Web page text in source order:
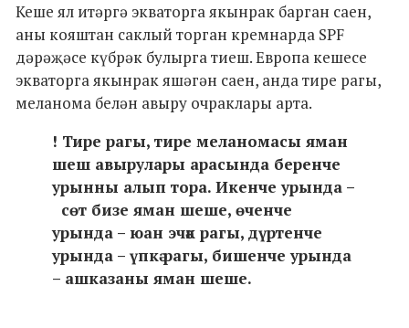
Кеше ял итәргә экваторга якынрак барган саен,
аны кояштан саклый торган кремнарда SPF
дәрәҗәсе күбрәк булырга тиеш. Европа кешесе
экваторга якынрак яшәгән саен, анда тире рагы,
меланома белән авыру очраклары арта.
! Тире рагы, тире меланомасы яман
шеш авырулары арасында беренче
урынны алып тора. Икенче урында –
сөт бизе яман шеше, өченче
урында – юан эчәк рагы, дүртенче
урында – үпкә рагы, бишенче урында
– ашказаны яман шеше.